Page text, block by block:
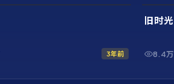
3年前
最新
旧时光
8.4万